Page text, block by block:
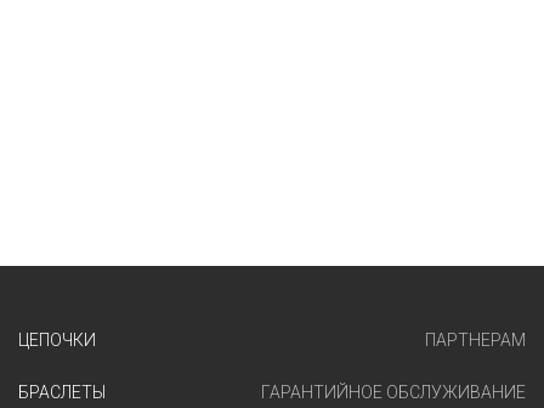
ЦЕПОЧКИ
БРАСЛЕТЫ
ПАРТНЕРАМ
ГАРАНТИЙНОЕ ОБСЛУЖИВАНИЕ